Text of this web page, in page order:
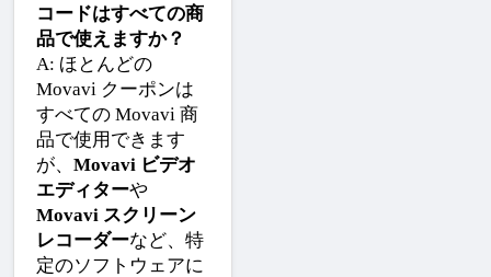
コードはすべての商
品で使えますか？
A: ほとんどの
Movavi クーポンは
すべての Movavi 商
品で使用できます
が、 Movavi ビデオ
エディターや
Movavi スクリーン
レコーダーなど、特
定のソフトウェアに